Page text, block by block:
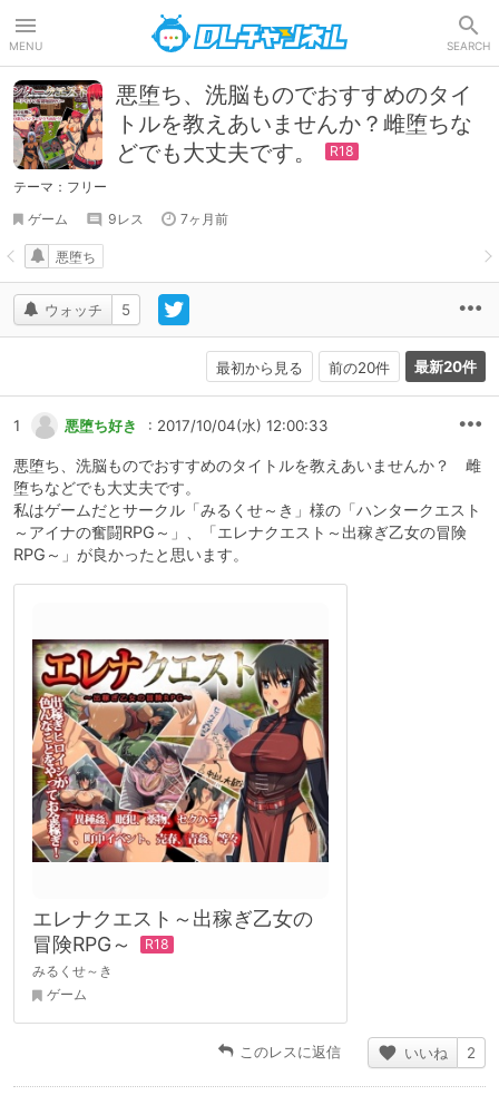
MENU SEARCH
悪堕ち、洗脳ものでおすすめのタイ
トルを教えあいませんか？雌堕ちな
どでも大丈夫です。
テーマ：フリー
ゲーム
9レス 7ヶ月前
ウォッチ 5
悪堕ち
最初から見る 前の20件 最新20件
1 悪堕ち好き : 2017/10/04(水) 12:00:33
悪堕ち、洗脳ものでおすすめのタイトルを教えあいませんか？ 雌
堕ちなどでも大丈夫です。
私はゲームだとサークル「みるくせ～き」様の「ハンタークエスト
～アイナの奮闘RPG～」、「エレナクエスト～出稼ぎ乙女の冒険
RPG～」が良かったと思います。
エレナクエスト～出稼ぎ乙女の
冒険RPG～
みるくせ～き
ゲーム
このレスに返信 いいね 2